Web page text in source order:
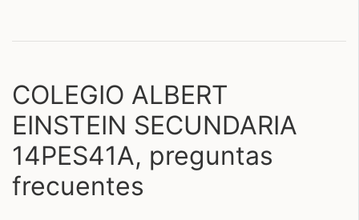
COLEGIO ALBERT
EINSTEIN SECUNDARIA
14PES41A, preguntas
frecuentes